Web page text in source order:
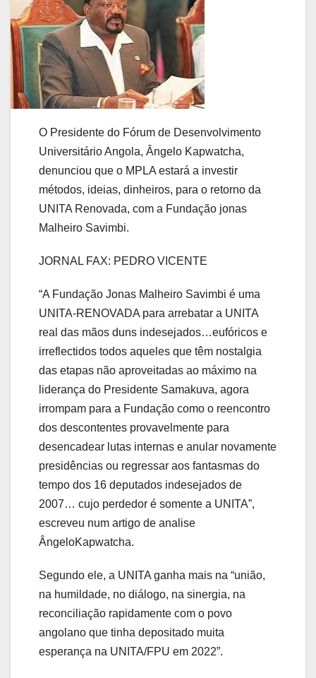
O Presidente do Fórum de Desenvolvimento
Universitário Angola, Ângelo Kapwatcha,
denunciou que o MPLA estará a investir
métodos, ideias, dinheiros, para o retorno da
UNITA Renovada, com a Fundação jonas
Malheiro Savimbi.
JORNAL FAX: PEDRO VICENTE
“A Fundação Jonas Malheiro Savimbi é uma
UNITA-RENOVADA para arrebatar a UNITA
real das mãos duns indesejados…eufóricos e
irreflectidos todos aqueles que têm nostalgia
das etapas não aproveitadas ao máximo na
liderança do Presidente Samakuva, agora
irrompam para a Fundação como o reencontro
dos descontentes provavelmente para
desencadear lutas internas e anular novamente
presidências ou regressar aos fantasmas do
tempo dos 16 deputados indesejados de
2007… cujo perdedor é somente a UNITA”,
escreveu num artigo de analise
ÂngeloKapwatcha.
Segundo ele, a UNITA ganha mais na “união,
na humildade, no diálogo, na sinergia, na
reconciliação rapidamente com o povo
angolano que tinha depositado muita
esperança na UNITA/FPU em 2022”.